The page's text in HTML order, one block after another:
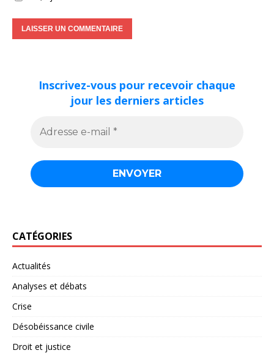
Inscrivez-vous pour recevoir chaque
jour les derniers articles
CATÉGORIES
Actualités
Analyses et débats
Crise
Désobéissance civile
Droit et justice